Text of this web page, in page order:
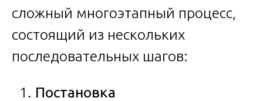
сложный многоэтапный процесс,
состоящий из нескольких
последовательных шагов:
Постановка